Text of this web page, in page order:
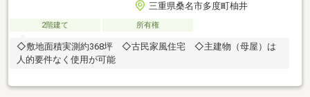
三重県桑名市多度町柚井
2階建て 所有権
◇敷地面積実測約368坪 ◇古民家風住宅 ◇主建物（母屋）は
人的要件なく使用が可能